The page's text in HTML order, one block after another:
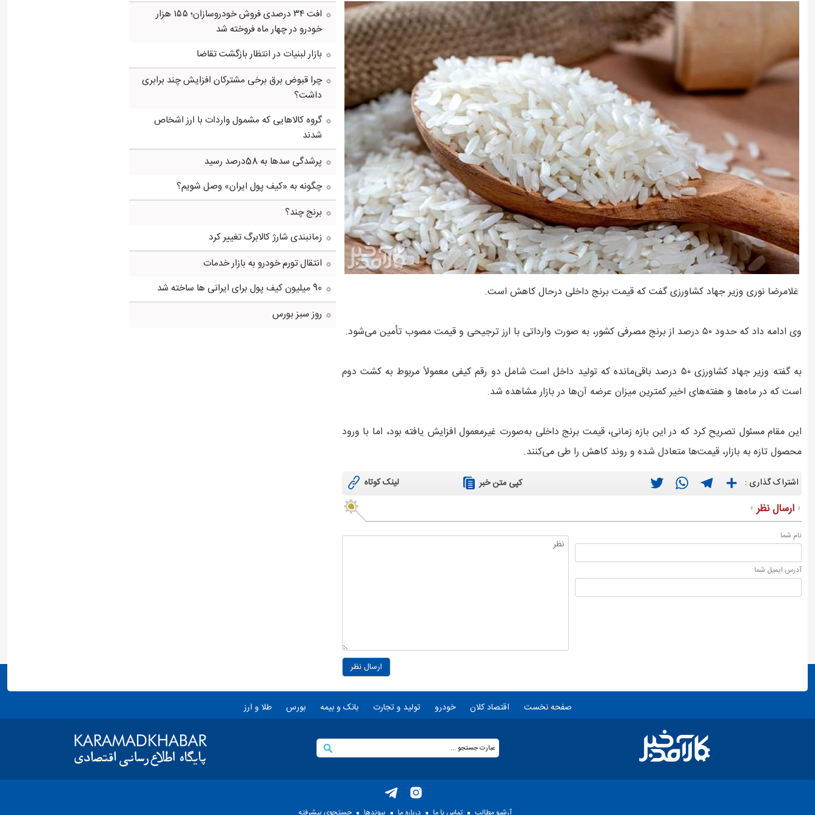
غلامرضا نوری وزیر جهاد کشاورزی گفت که قیمت برنج داخلی درحال کاهش است.
وی ادامه داد که حدود ۵۰ درصد از برنج مصرفی کشور، به صورت وارداتی با ارز ترجیحی و قیمت مصوب تأمین می‌شود.
به گفته وزیر جهاد کشاورزی ۵۰ درصد باقی‌مانده که تولید داخل است شامل دو رقم کیفی معمولاً مربوط به کشت دوم
است که در ماه‌ها و هفته‌های اخیر کمترین میزان عرضه آن‌ها در بازار مشاهده شد.
این مقام مسئول تصریح کرد که در این بازه زمانی، قیمت برنج داخلی به‌صورت غیرمعمول افزایش یافته بود، اما با ورود
محصول تازه به بازار، قیمت‌ها متعادل شده و روند کاهش را طی می‌کنند.
اشتراک گذاری : Twitter
WhatsAppTelegram Share کپی متن خبر لینک کوتاه
ارسال نظر
نام شما
آدرس ايميل شما
ارسال نظر
افت ۳۴ درصدی فروش خودروسازان؛ ۱۵۵ هزار
خودرو در چهار ماه فروخته شد
بازار لبنیات در انتظار بازگشت تقاضا
چرا قبوض برق برخی مشترکان افزایش چند برابری
داشت؟
گروه کالاهایی که مشمول واردات با ارز اشخاص
شدند
پرشدگی سدها به 58درصد رسید
چگونه به «کیف پول ایران» وصل شویم؟
برنج چند؟
زمانبندی شارژ کالابرگ تغییر کرد
انتقال تورم خودرو به بازار خدمات
90 میلیون کیف پول برای ایرانی ها ساخته شد
روز سبز بورس
صفحه نخست اقتصاد کلان خودرو تولید و تجارت بانک و بیمه بورس طلا و ارز
آرشیو مطالب تماس با ما درباره ما پيوندها جستجوی پيشرفته